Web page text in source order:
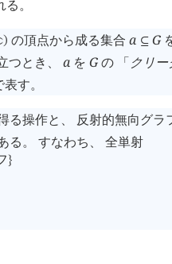
。
) の頂点から成る集合a ⊆ G
つとき、a をGの 「クリー
表す。
る操作と、 反射的無向グ
る。 すなわち、 全単射
}